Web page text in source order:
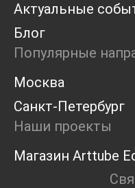
Интервью
Open call
Экскурсия
Дискуссия
Cosmoscow 2024
Blazar 2024
Встречи
Круглый стол
Актуальные
Блог
Популярные
Москва
Санкт-Петербург
Наши проекты
Магазин Arttube